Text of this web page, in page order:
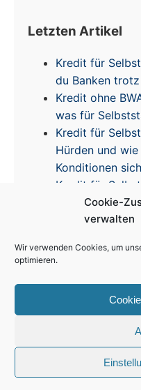
Cookie-
verwalten
Wir verwenden Cookies, um
optimieren.
Letzten Artikel
Kredit für
du Banken
Kredit ohne
was für
Kredit für
Hürden und
Konditionen
Kredit für
Erfahrungen &
Impressum |
© 2026 Kredit für